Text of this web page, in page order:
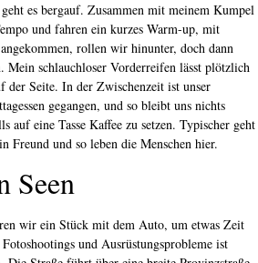
es bergauf. Zusammen mit meinem Kumpel
und fahren ein kurzes Warm-up, mit
rollen wir hinunter, doch dann
Mein schlauchloser Vorderreifen lässt plötzlich
Seite. In der Zwischenzeit ist unser
gegangen, und so bleibt uns nichts
auf eine Tasse Kaffee zu setzen. Typischer geht
Freund und so leben die Menschen hier.
Seen
wir ein Stück mit dem Auto, um etwas Zeit
und Ausrüstungsprobleme ist